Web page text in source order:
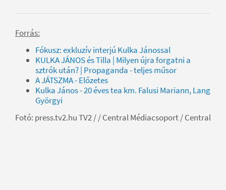
Forrás:
Fókusz: exkluzív interjú Kulka Jánossal
KULKA JÁNOS és Tilla | Milyen újra forgatni a
sztrók után? | Propaganda - teljes műsor
A JÁTSZMA - Előzetes
Kulka János - 20 éves tea km. Falusi Mariann, Lang
Györgyi
Fotó: press.tv2.hu TV2 / / Central Médiacsoport / Central